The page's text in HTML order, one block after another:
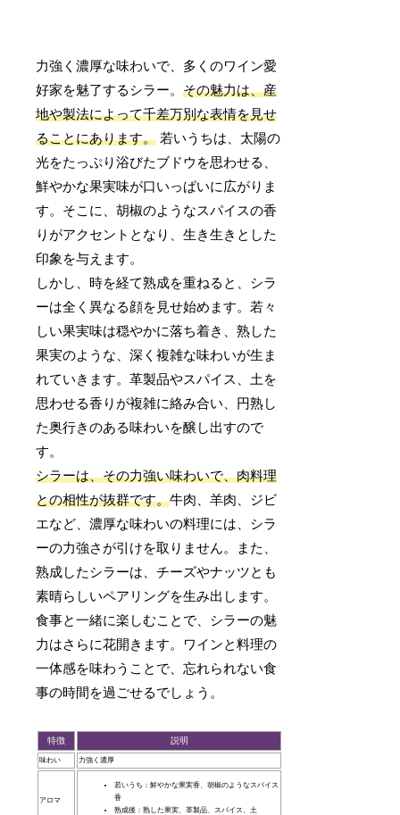
力強く濃厚な味わいで、多くのワイン愛
好家を魅了するシラー。その魅力は、産
地や製法によって千差万別な表情を見せ
ることにあります。 若いうちは、太陽の
光をたっぷり浴びたブドウを思わせる、
鮮やかな果実味が口いっぱいに広がりま
す。そこに、胡椒のようなスパイスの香
りがアクセントとなり、生き生きとした
印象を与えます。
しかし、時を経て熟成を重ねると、シラ
ーは全く異なる顔を見せ始めます。若々
しい果実味は穏やかに落ち着き、熟した
果実のような、深く複雑な味わいが生ま
れていきます。革製品やスパイス、土を
思わせる香りが複雑に絡み合い、円熟し
た奥行きのある味わいを醸し出すので
す。
シラーは、その力強い味わいで、肉料理
との相性が抜群です。牛肉、羊肉、ジビ
エなど、濃厚な味わいの料理には、シラ
ーの力強さが引けを取りません。また、
熟成したシラーは、チーズやナッツとも
素晴らしいペアリングを生み出します。
食事と一緒に楽しむことで、シラーの魅
力はさらに花開きます。ワインと料理の
一体感を味わうことで、忘れられない食
事の時間を過ごせるでしょう。
特徴 説明
味わい 力強く濃厚
アロマ
若いうち：鮮やかな果実香、胡椒のようなスパイス
香
熟成後：熟した果実、革製品、スパイス、土